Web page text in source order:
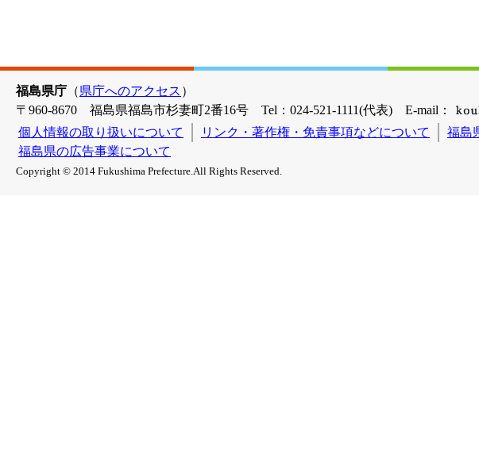
福島県庁 （県庁へのアクセス ）
〒960-8670 福島県福島市杉妻町2番16号 Tel：024-521-1111(代表) E-mail：
個人情報の取り扱いについて
リンク・著作権・免責事項などについて 福島
福島県の広告事業について
Copyright © 2014 Fukushima Prefecture.All Rights Reserved.